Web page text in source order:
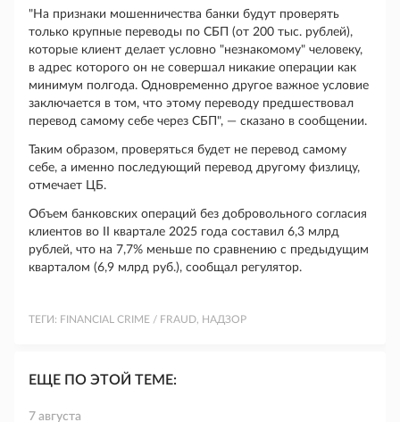
"На признаки мошенничества банки будут проверять
только крупные переводы по СБП (от 200 тыс. рублей),
которые клиент делает условно "незнакомому" человеку,
в адрес которого он не совершал никакие операции как
минимум полгода. Одновременно другое важное условие
заключается в том, что этому переводу предшествовал
перевод самому себе через СБП", — сказано в сообщении.
Таким образом, проверяться будет не перевод самому
себе, а именно последующий перевод другому физлицу,
отмечает ЦБ.
Объем банковских операций без добровольного согласия
клиентов во II квартале 2025 года составил 6,3 млрд
рублей, что на 7,7% меньше по сравнению с предыдущим
кварталом (6,9 млрд руб.), сообщал регулятор.
ТЕГИ: FINANCIAL CRIME / FRAUD, НАДЗОР
ЕЩЕ ПО ЭТОЙ ТЕМЕ:
7 августа